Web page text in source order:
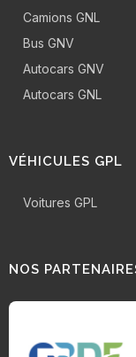
Camions GNL
Bus GNV
Autocars GNV
Autocars GNL
VÉHICULES GPL
Voitures GPL
NOS